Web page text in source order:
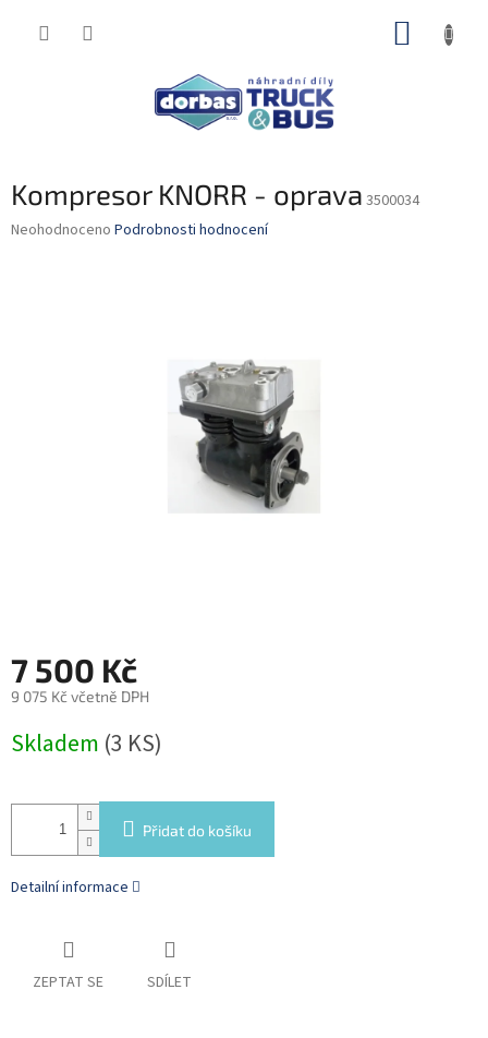
Kompresor KNORR - oprava 3500034
Průměrné
Neohodnoceno Podrobnosti hodnocení
7 500 Kč
9 075 Kč včetně DPH
cena:
Skladem (3 KS)
Přidat do košíku
Detailní informace
ZEPTAT SE SDÍLET